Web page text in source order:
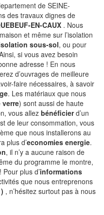
de SEINE-
des travaux dignes de
EN-CAUX . Nous
et même sur l’isolation
sous-sol, ou pour
si vous avez besoin
adresse ! En nous
d’ouvrages de meilleure
faire nécessaires, à savoir
. Les matériaux que nous
verre) sont aussi de haute
vous allez bénéficierd’un
de leur consommation, vous
que nous installerons au
plus d’economies energie.
, il n’y a aucune raison de
du programme le montre,
plus d’informations
que nous entreprenons
, n’hésitez surtout pas à nous